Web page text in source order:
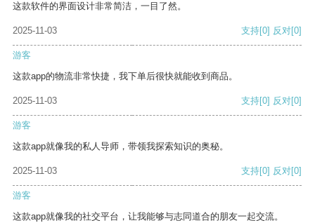
这款软件的界面设计非常简洁，一目了然。
2025-11-03 支持[0] 反对[0]
游客
这款app的物流非常快捷，我下单后很快就能收到商品。
2025-11-03 支持[0] 反对[0]
游客
这款app就像我的私人导师，带领我探索知识的奥秘。
2025-11-03 支持[0] 反对[0]
游客
这款app就像我的社交平台，让我能够与志同道合的朋友一起交流。